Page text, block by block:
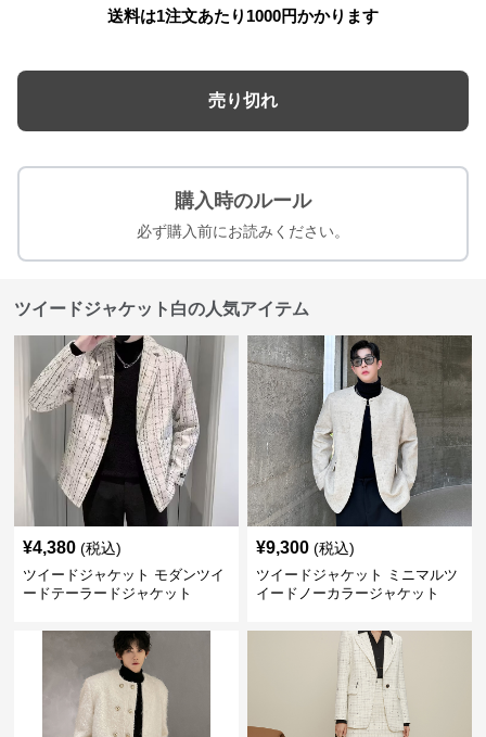
送料は1注文あたり 1000円かかります
売り切れ
購入時のルール
必ず購入前にお読みください。
ツイードジャケット白の人気アイテム
¥4,380 (税込)
ツイードジャケット モダンツイ
ードテーラードジャケット
¥9,300 (税込)
ツイードジャケット ミニマルツ
イードノーカラージャケット